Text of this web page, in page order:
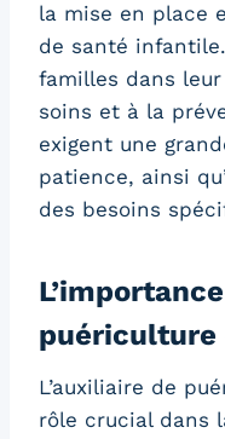
la mise en place
de santé
familles dans leur
soins et à la
exigent une
patience, ainsi
des besoins
puériculture
L’auxiliaire de
rôle crucial dans